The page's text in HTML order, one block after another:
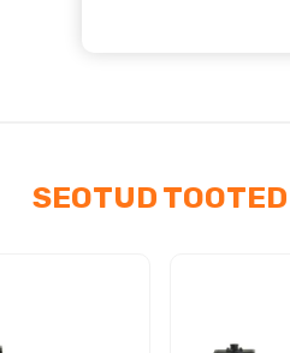
SEOTUD TOOTED